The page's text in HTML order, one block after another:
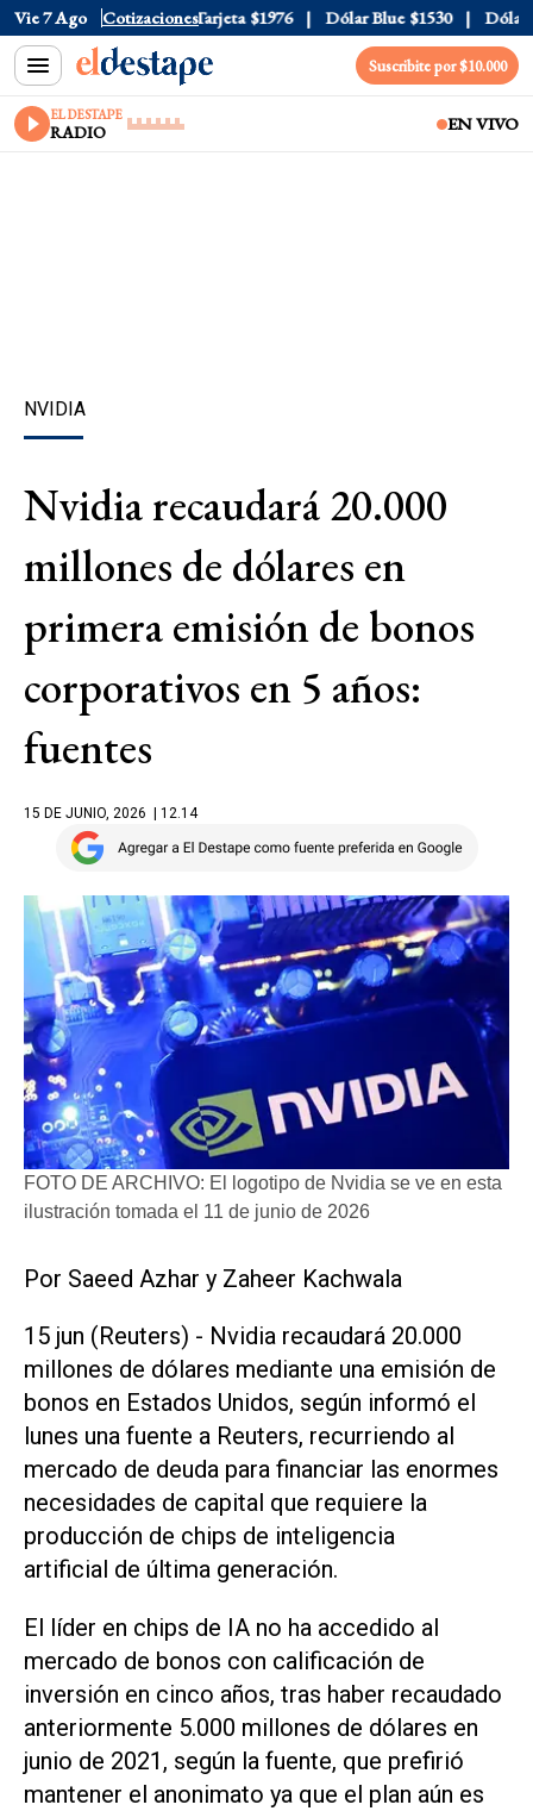
Vie 7 Ago Cotizaciones
$1520 Dólar Tarjeta $1976 Dólar Blue $1530 Dólar
Suscribite por $10.000
EL DESTAPE
RADIO EN VIVO
NVIDIA
Nvidia recaudará 20.000
millones de dólares en
primera emisión de bonos
corporativos en 5 años:
fuentes
15 DE JUNIO, 2026 | 12.14
FOTO DE ARCHIVO: El logotipo de Nvidia se ve en esta
ilustración tomada el 11 de junio de 2026
Por Saeed Azhar ​y Zaheer Kachwala
15 jun (Reuters) - Nvidia recaudará 20.000
millones de dólares mediante una emisión de
bonos en ‌Estados Unidos, según informó ‌el
lunes una fuente a Reuters, recurriendo al
mercado de deuda para financiar las enormes
necesidades de capital que requiere la
producción de chips de inteligencia
artificial de última generación.
El líder en chips de IA no ha accedido al
mercado de bonos con calificación ​de
inversión en ⁠cinco años, tras haber recaudado
anteriormente 5.000 millones ‌de dólares en
junio de 2021, según ⁠la fuente, que prefirió
mantener ⁠el anonimato ya que el plan aún es